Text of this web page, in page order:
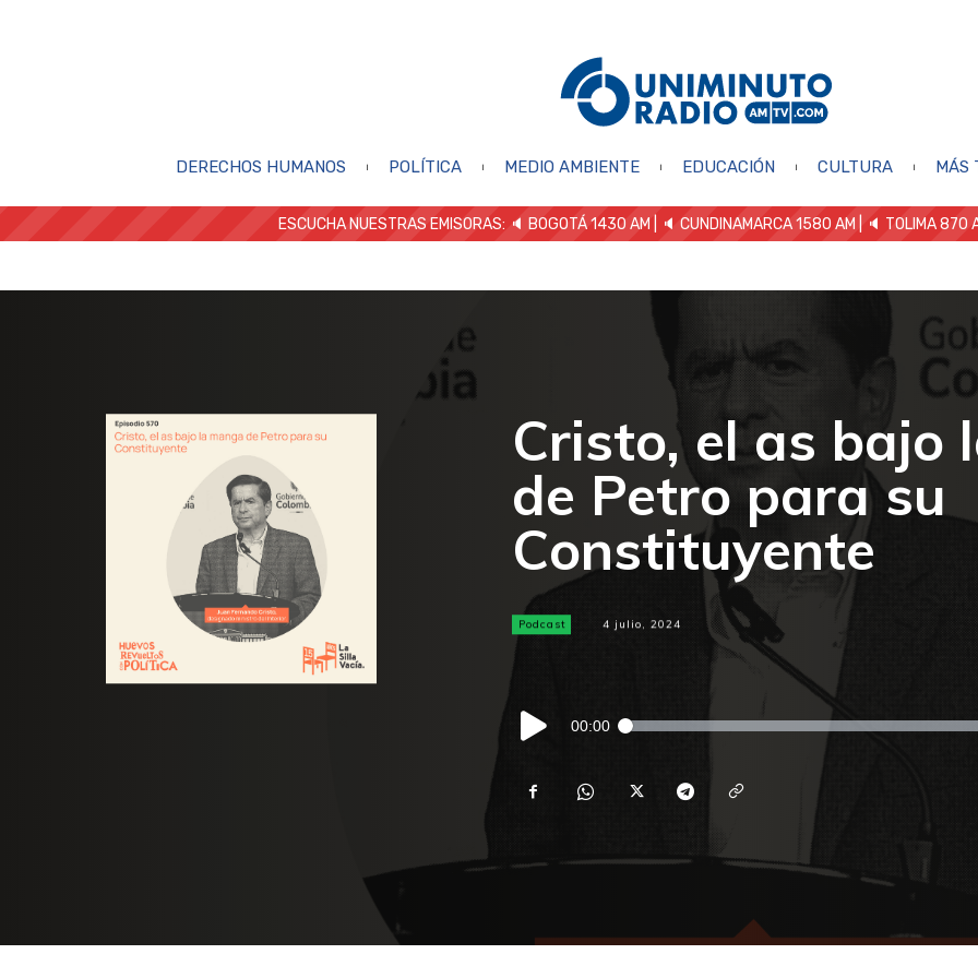
DERECHOS HUMANOS POLÍTICA MEDIO AMBIENTE EDUCACIÓN CULTURA MÁS
ESCUCHA NUESTRAS EMISORAS: 🔈 BOGOTÁ 1430 AM | 🔈 CUNDINAMARCA 1580 AM | 🔈 TOLIMA 870
Cristo, el as bajo
de Petro para su
Constituyente
Podcast 4 julio, 2024
Reproductor
de
00:00